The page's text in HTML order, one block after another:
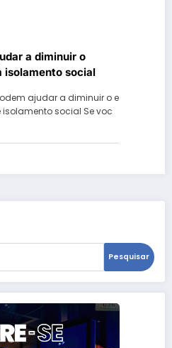
a diminuir o
isolamento social
ajudar a diminuir o e
social Se voc
Pesquisar